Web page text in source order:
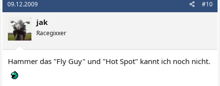
09.12.2009 #10
jak
Racegixxer
Hammer das "Fly Guy" und "Hot Spot" kannt ich noch nicht.